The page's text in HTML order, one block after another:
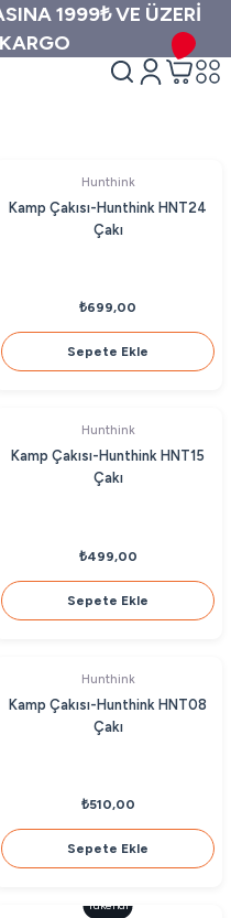
1999₺ VE ÜZERİ
Hunthink
Kamp Çakısı-Hunthink HNT24
Çakı
₺699,00
Sepete Ekle
Hunthink
Kamp Çakısı-Hunthink HNT15
Çakı
₺499,00
Sepete Ekle
Hunthink
Kamp Çakısı-Hunthink HNT08
Çakı
₺510,00
Sepete Ekle
Tükendi